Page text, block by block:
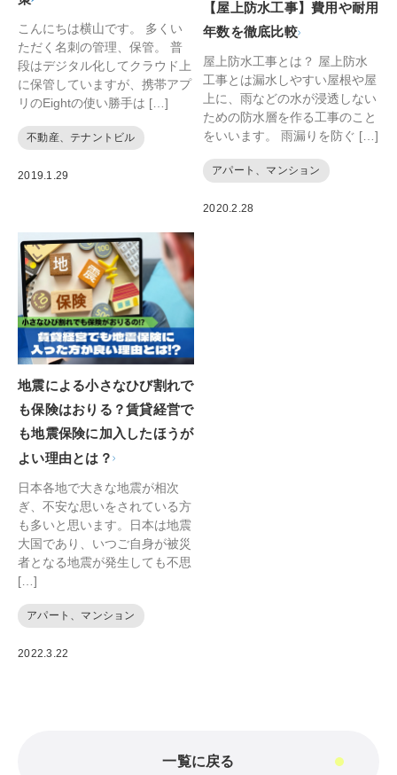
こんにちは横山です。 多くい
ただく名刺の管理、保管。 普
段はデジタル化してクラウド上
に保管していますが、携帯アプ
リのEightの使い勝手は […]
不動産、テナントビル
2019.1.29
【屋上防水工事】費用や耐用
年数を徹底比較
屋上防水工事とは？ 屋上防水
工事とは漏水しやすい屋根や屋
上に、雨などの水が浸透しない
ための防水層を作る工事のこと
をいいます。 雨漏りを防ぐ […]
アパート、マンション
2020.2.28
地震による小さなひび割れで
も保険はおりる？賃貸経営で
も地震保険に加入したほうが
よい理由とは？
日本各地で大きな地震が相次
ぎ、不安な思いをされている方
も多いと思います。日本は地震
大国であり、いつご自身が被災
者となる地震が発生しても不思
[…]
アパート、マンション
2022.3.22
一覧に戻る